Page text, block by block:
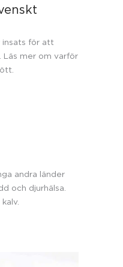
insats för att
Läs mer om varför
andra länder
och djurhälsa.